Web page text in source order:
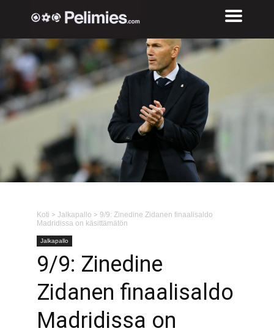
Koti > Jalkapallo > 9/9: Zinedine Zidanen finaalisaldo
Madridissa on käsittämätön
Jalkapallo
9/9: Zinedine
Zidanen finaalisaldo
Madridissa on